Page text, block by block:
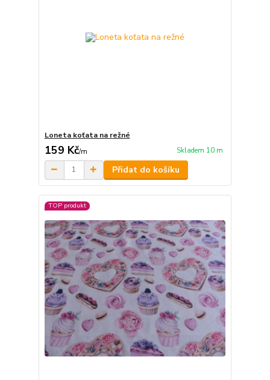
Loneta koťata na režné
159 Kč/m Skladem 10 m
Přidat do košíku
TOP produkt